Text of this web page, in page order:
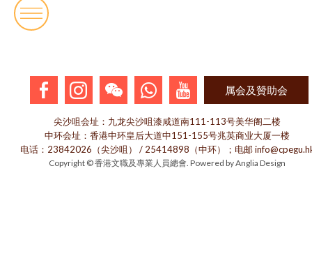
属会及贊助会
尖沙咀会址：九龙尖沙咀漆咸道南111-113号美华阁二楼
中环会址：香港中环皇后大道中151-155号兆英商业大厦一楼
电话：23842026（尖沙咀） / 25414898（中环）；电邮
Copyright © 香港文職及專業人員總會. Powered byAnglia Design